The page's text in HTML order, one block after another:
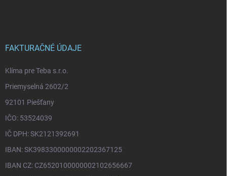
FAKTURAČNÉ ÚDAJE
Klíma pre Teba s.r.o.
Priemyselná 2602/2
92101 Piešťany
IČO: 53524039
IČ DPH: SK2121392691
IBAN: SK3983300000002202367125
IBAN CZ: CZ6520100000002102656667